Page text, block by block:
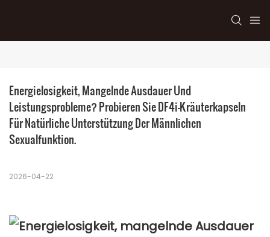
Energielosigkeit, Mangelnde Ausdauer Und
Leistungsprobleme? Probieren Sie DF4i-Kräuterkapseln
Für Natürliche Unterstützung Der Männlichen
Sexualfunktion.
2026-04-22